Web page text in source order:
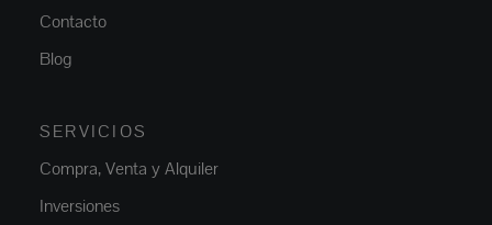
Contacto
Blog
SERVICIOS
Compra, Venta y Alquiler
Inversiones